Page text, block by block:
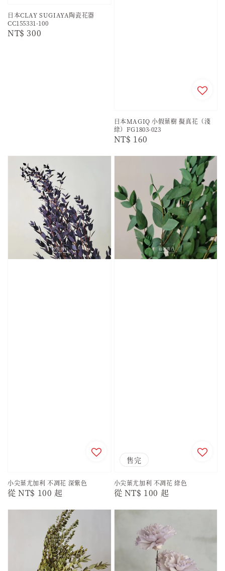
日本CLAY SUGIAYA陶瓷花器
CC155331-100
Regular
NT$ 300
日本MAGIQ 小假葉樹 擬真花（淺
綠）FG1803-023
Regular
NT$ 160
小尖葉尤加利 不凋花 深紫色
Regular
從NT$ 100 起
售完
小尖葉尤加利 不凋花 綠色
Regular
從 NT$ 100 起